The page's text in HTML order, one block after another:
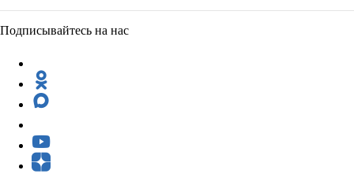
Подписывайтесь на нас